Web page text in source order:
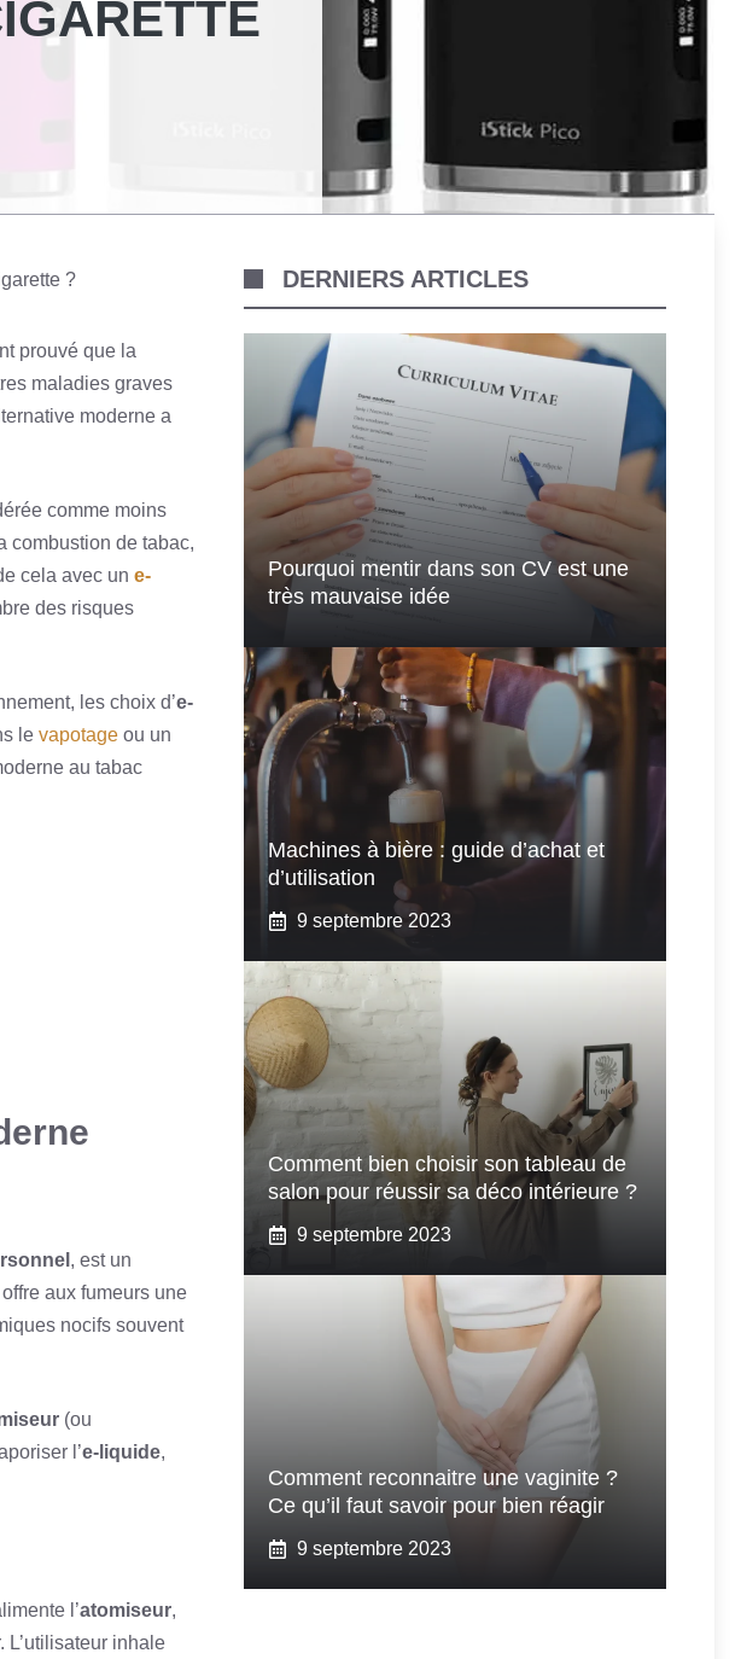
?
prouvé que la
maladies graves
moderne a
comme moins
combustion de tabac,
cela avec un e-
des risques
les choix d’e-
le vapotage ou un
au tabac
, est un
aux fumeurs une
nocifs souvent
(ou
l’e-liquide,
l’atomiseur,
L’utilisateur inhale
DERNIERS ARTICLES
Pourquoi mentir dans son CV est une
très mauvaise idée
Machines à bière : guide d’achat et
d’utilisation
9 septembre 2023
Comment bien choisir son tableau de
salon pour réussir sa déco intérieure ?
9 septembre 2023
Comment reconnaitre une vaginite ?
Ce qu’il faut savoir pour bien réagir
9 septembre 2023